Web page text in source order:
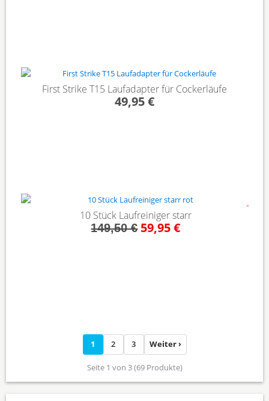
First Strike T15 Laufadapter für Cockerläufe
49,95 €
10 Stück Laufreiniger starr
149,50 €59,95 €
1 2 3 Weiter ›
Seite 1 von 3 (69 Produkte)